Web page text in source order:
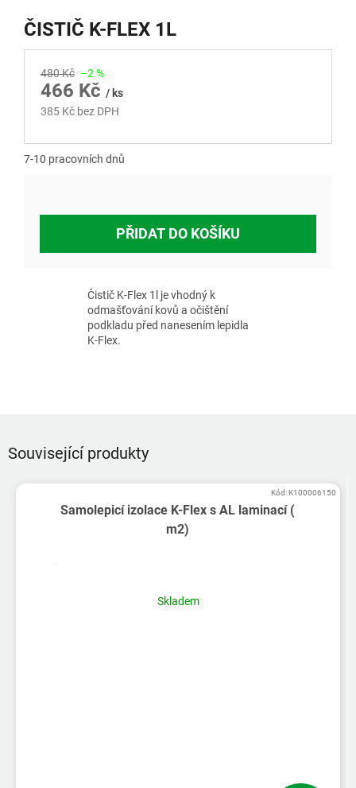
ČISTIČ K-FLEX 1L
480 Kč –2 %
466 Kč / ks
385 Kč bez DPH
7-10 pracovních dnů
PŘIDAT DO KOŠÍKU
Čistič K-Flex 1l je vhodný k
odmašťování kovů a očištění
podkladu před nanesením lepidla
K‑Flex.
Související produkty
Samolepicí izolace K-Flex s AL laminací (
m2)
Skladem
Kód:K100006150